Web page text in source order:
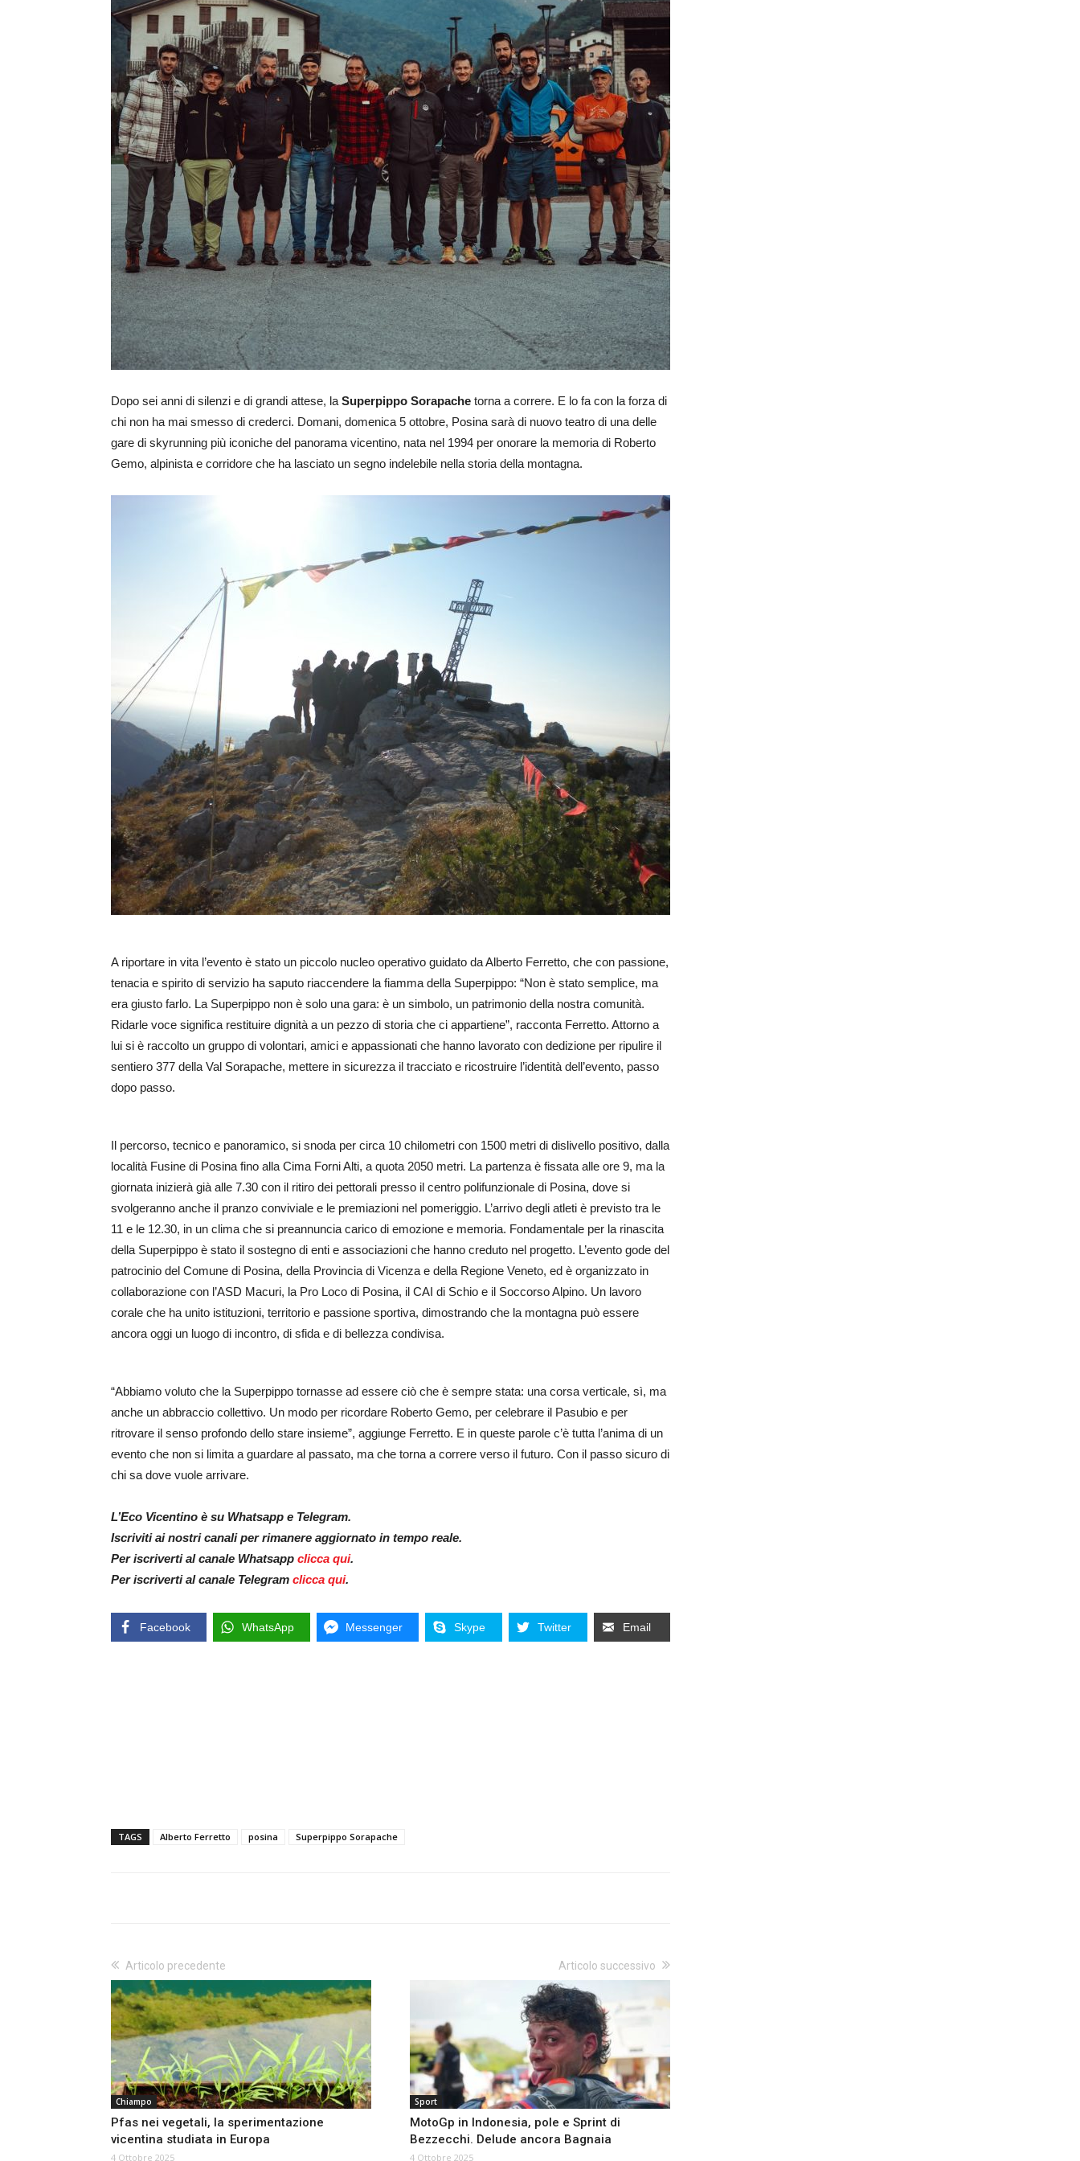
Dopo sei anni di silenzi e di grandi attese, la Superpippo Sorapache torna a correre. E lo fa con la forza di
chi non ha mai smesso di crederci. Domani, domenica 5 ottobre, Posina sarà di nuovo teatro di una delle
gare di skyrunning più iconiche del panorama vicentino, nata nel 1994 per onorare la memoria di Roberto
Gemo, alpinista e corridore che ha lasciato un segno indelebile nella storia della montagna.
A riportare in vita l’evento è stato un piccolo nucleo operativo guidato da Alberto Ferretto, che con passione,
tenacia e spirito di servizio ha saputo riaccendere la fiamma della Superpippo: “Non è stato semplice, ma
era giusto farlo. La Superpippo non è solo una gara: è un simbolo, un patrimonio della nostra comunità.
Ridarle voce significa restituire dignità a un pezzo di storia che ci appartiene”, racconta Ferretto. Attorno a
lui si è raccolto un gruppo di volontari, amici e appassionati che hanno lavorato con dedizione per ripulire il
sentiero 377 della Val Sorapache, mettere in sicurezza il tracciato e ricostruire l’identità dell’evento, passo
dopo passo.
Il percorso, tecnico e panoramico, si snoda per circa 10 chilometri con 1500 metri di dislivello positivo, dalla
località Fusine di Posina fino alla Cima Forni Alti, a quota 2050 metri. La partenza è fissata alle ore 9, ma la
giornata inizierà già alle 7.30 con il ritiro dei pettorali presso il centro polifunzionale di Posina, dove si
svolgeranno anche il pranzo conviviale e le premiazioni nel pomeriggio. L’arrivo degli atleti è previsto tra le
11 e le 12.30, in un clima che si preannuncia carico di emozione e memoria. Fondamentale per la rinascita
della Superpippo è stato il sostegno di enti e associazioni che hanno creduto nel progetto. L’evento gode del
patrocinio del Comune di Posina, della Provincia di Vicenza e della Regione Veneto, ed è organizzato in
collaborazione con l’ASD Macuri, la Pro Loco di Posina, il CAI di Schio e il Soccorso Alpino. Un lavoro
corale che ha unito istituzioni, territorio e passione sportiva, dimostrando che la montagna può essere
ancora oggi un luogo di incontro, di sfida e di bellezza condivisa.
“Abbiamo voluto che la Superpippo tornasse ad essere ciò che è sempre stata: una corsa verticale, sì, ma
anche un abbraccio collettivo. Un modo per ricordare Roberto Gemo, per celebrare il Pasubio e per
ritrovare il senso profondo dello stare insieme”, aggiunge Ferretto. E in queste parole c’è tutta l’anima di un
evento che non si limita a guardare al passato, ma che torna a correre verso il futuro. Con il passo sicuro di
chi sa dove vuole arrivare.
L’Eco Vicentino è su Whatsapp e Telegram.
Iscriviti ai nostri canali per rimanere aggiornato in tempo reale.
Per iscriverti al canale Whatsapp clicca qui.
Per iscriverti al canale Telegram clicca qui.
Facebook WhatsApp Messenger Skype Twitter Email
TAGS Alberto Ferretto posina Superpippo Sorapache
Articolo precedente
Chiampo
Pfas nei vegetali, la sperimentazione
vicentina studiata in Europa
4 Ottobre 2025
Articolo successivo
Sport
MotoGp in Indonesia, pole e Sprint di
Bezzecchi. Delude ancora Bagnaia
4 Ottobre 2025